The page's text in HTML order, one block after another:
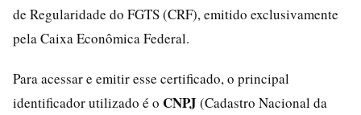
de Regularidade do FGTS (CRF), emitido exclusivamente
pela Caixa Econômica Federal.
Para acessar e emitir esse certificado, o principal
identificador utilizado é o CNPJ (Cadastro Nacional da